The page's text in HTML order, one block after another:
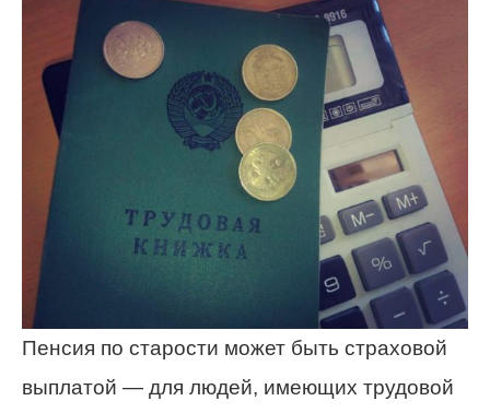
Пенсия по старости может быть страховой
выплатой — для людей, имеющих трудовой